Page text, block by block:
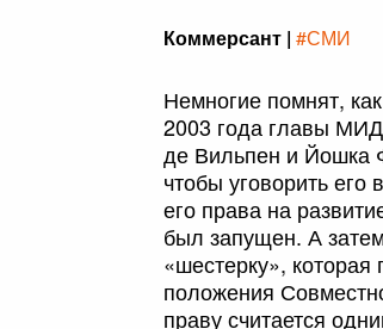
Коммерсант | #СМИ
Немногие помнят,
2003 года главы
де Вильпен и Йошка
чтобы уговорить
его права на
был запущен. А
«шестерку»,
положения
праву считается